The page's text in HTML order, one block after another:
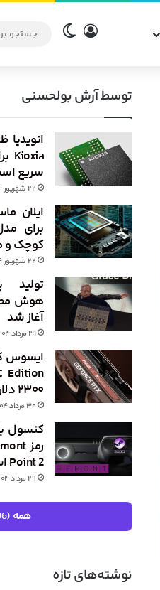
ورودتغییر
توسط آرش بولحسنی
سریع
۲۲ شهریور ۱۴۰۴
برای
کوچک و
۲۲ شهریور ۱۴۰۴
تولید
آغاز شد
۳۱ مرداد ۱۴۰۴
۲۳۰۰ دلار عرضه کرد
۳۰ مرداد ۱۴۰۴
Point 2 استفاده می‌کند
۲۹ مرداد ۱۴۰۴
همه (196)
نوشته‌های تازه